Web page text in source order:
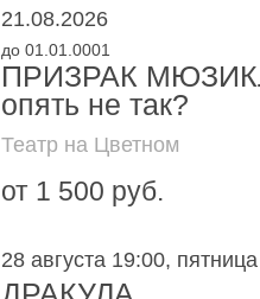
21.08.2026
до 01.01.0001
ПРИЗРАК
опять не так?
Театр на Цветном
от 1 500 руб.
28 августа 19:00, пятница